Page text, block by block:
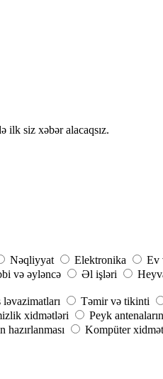
ilk siz xəbər alacaqsız.
Nəqliyyat Elektronika Ev
və əyləncə Əl işləri
Təmir və tikinti
xidmətləri Peyk
hazırlanması Kompüter